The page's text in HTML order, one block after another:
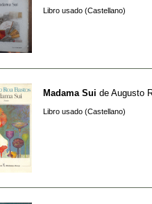
Libro usado (Castellano)
Madama Sui de Augusto
Libro usado (Castellano)